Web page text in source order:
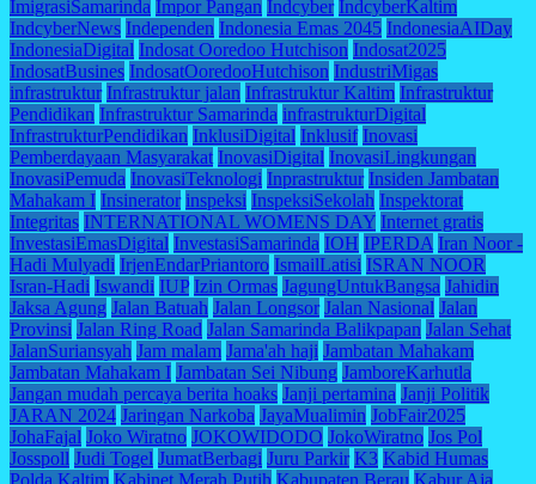
ImigrasiSamarinda Impor Pangan Indcyber IndcyberKaltim
IndcyberNews Independen Indonesia Emas 2045 IndonesiaAIDay
IndonesiaDigital Indosat Ooredoo Hutchison Indosat2025
IndosatBusines IndosatOoredooHutchison IndustriMigas
infrastruktur Infrastruktur jalan Infrastruktur Kaltim Infrastruktur
Pendidikan Infrastruktur Samarinda infrastrukturDigital
InfrastrukturPendidikan InklusiDigital Inklusif Inovasi
Pemberdayaan Masyarakat InovasiDigital InovasiLingkungan
InovasiPemuda InovasiTeknologi Inprastruktur Insiden Jambatan
Mahakam I Insinerator inspeksi InspeksiSekolah Inspektorat
Integritas INTERNATIONAL WOMENS DAY Internet gratis
InvestasiEmasDigital InvestasiSamarinda IOH IPERDA Iran Noor -
Hadi Mulyadi IrjenEndarPriantoro IsmailLatisi ISRAN NOOR
Isran-Hadi Iswandi IUP Izin Ormas JagungUntukBangsa Jahidin
Jaksa Agung Jalan Batuah Jalan Longsor Jalan Nasional Jalan
Provinsi Jalan Ring Road Jalan Samarinda Balikpapan Jalan Sehat
JalanSuriansyah Jam malam Jama'ah haji Jambatan Mahakam
Jambatan Mahakam I Jambatan Sei Nibung JamboreKarhutla
Jangan mudah percaya berita hoaks Janji pertamina Janji Politik
JARAN 2024 Jaringan Narkoba JayaMualimin JobFair2025
JohaFajal Joko Wiratno JOKOWIDODO JokoWiratno Jos Pol
Josspoll Judi Togel JumatBerbagi Juru Parkir K3 Kabid Humas
Polda Kaltim Kabinet Merah Putih Kabupaten Berau Kabur Aja